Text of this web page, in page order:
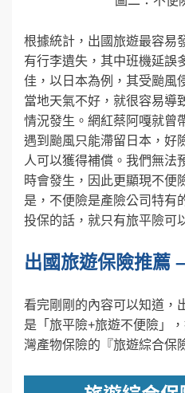
根據統計，出國旅遊最容易
有行李遺失，其中班機延誤
佳，以日本為例，其受颱風
當地天氣不好，就很容易導
情況發生。網紅蔡阿嘎就曾
遇到颱風只能滯留日本，好
人可以獲得補償。我們無法
時會發生，因此更顯現不便
是，不便險是產險公司特有
投保的話，就只有旅平險可
出國旅遊保險推薦
看完剛剛的內容可以知道，
是「旅平險+旅遊不便險」
灣產物保險的『旅遊綜合保